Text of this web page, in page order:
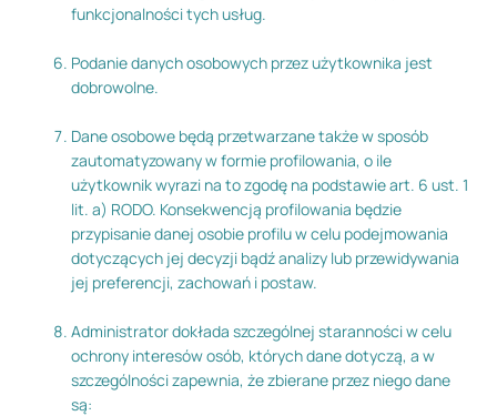
funkcjonalności tych usług.
Podanie danych osobowych przez użytkownika jest
dobrowolne.
Dane osobowe będą przetwarzane także w sposób
zautomatyzowany w formie profilowania, o ile
użytkownik wyrazi na to zgodę na podstawie art. 6 ust. 1
lit. a) RODO. Konsekwencją profilowania będzie
przypisanie danej osobie profilu w celu podejmowania
dotyczących jej decyzji bądź analizy lub przewidywania
jej preferencji, zachowań i postaw.
Administrator dokłada szczególnej staranności w celu
ochrony interesów osób, których dane dotyczą, a w
szczególności zapewnia, że zbierane przez niego dane
są: